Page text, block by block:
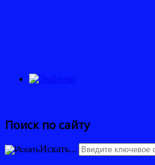
Поиск по сайту
Искать...